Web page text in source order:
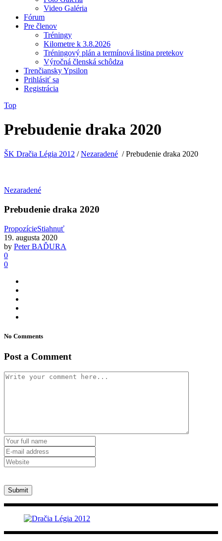
Video Galéria
Fórum
Pre členov
Tréningy
Kilometre k 3.8.2026
Tréningový plán a termínová listina pretekov
Výročná členská schôdza
Trenčiansky Ypsilon
Prihlásiť sa
Registrácia
Top
Prebudenie draka 2020
ŠK Dračia Légia 2012 /Nezaradené /Prebudenie draka 2020
Nezaradené
Prebudenie draka 2020
PropozícieStiahnuť
19. augusta 2020
by Peter BAĎURA
0
0
No Comments
Post a Comment
Submit